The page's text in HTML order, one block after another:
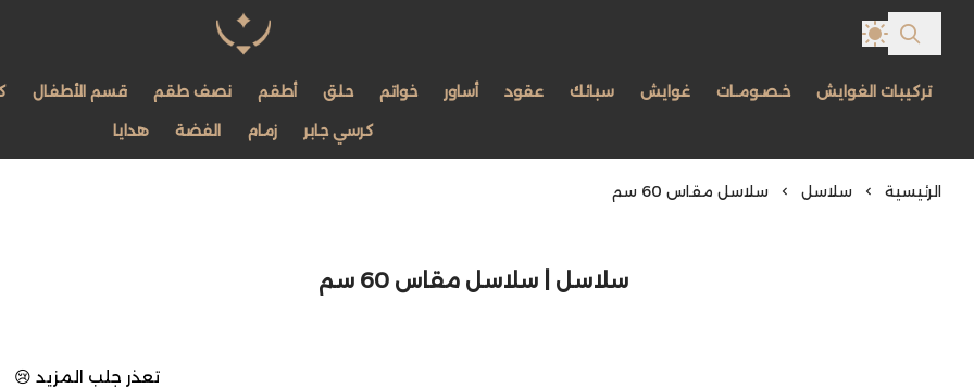
مجوهرات لمعة اللؤلؤة
تركيبات الغوايش خـصـومـات غوايش سبائك عقود أساور خواتم حلق أطقم نصف طقم قسم الأطفال
كرسي جابر
زمام الفضة هدايا
الرئيسية سلاسل سلاسل مقاس 60 سم
سلاسل | سلاسل مقاس 60 سم
تعذر جلب المزيد 😢